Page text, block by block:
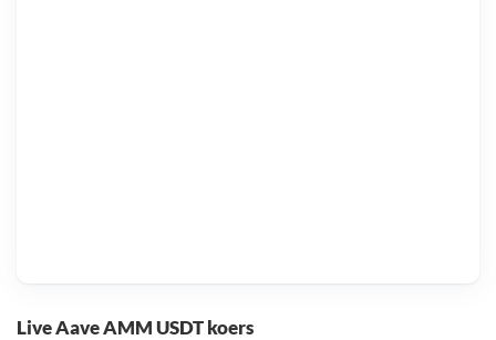
Live Aave AMM USDT koers